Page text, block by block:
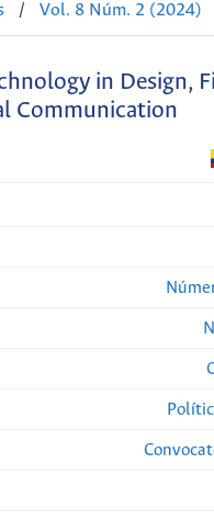
/ Vol. 8 Núm. 2 (2024)
in Design,
Communication